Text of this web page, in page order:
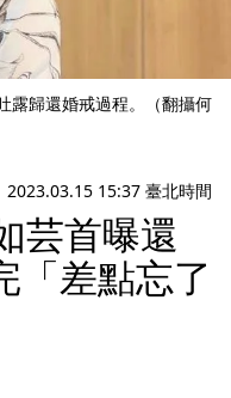
露歸還婚戒過程。（翻攝何
2023.03.15 15:37 臺北時間
芸首曝還
差點忘了